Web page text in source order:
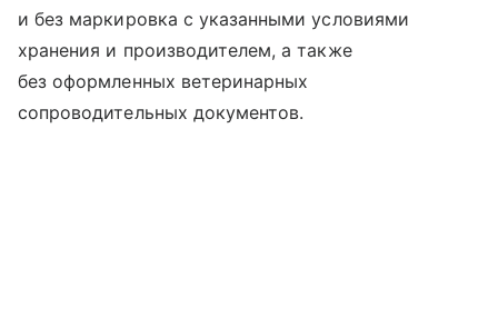
и без маркировка с указанными условиями
хранения и производителем, а также
без оформленных ветеринарных
сопроводительных документов.